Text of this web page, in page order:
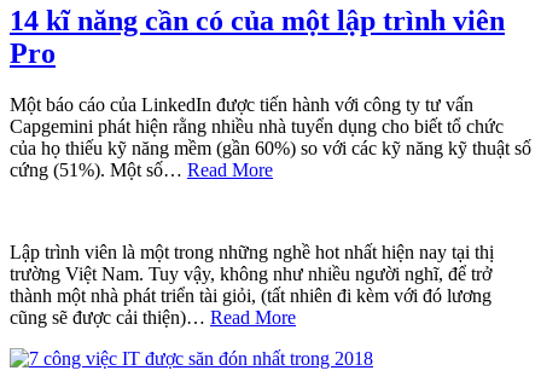
14 kĩ năng cần có của một lập trình viên
Pro
Một báo cáo của LinkedIn được tiến hành với công ty tư vấn
Capgemini phát hiện rằng nhiều nhà tuyển dụng cho biết tổ chức
của họ thiếu kỹ năng mềm (gần 60%) so với các kỹ năng kỹ thuật số
cứng (51%). Một số… Read More
Lập trình viên là một trong những nghề hot nhất hiện nay tại thị
trường Việt Nam. Tuy vậy, không như nhiều người nghĩ, để trở
thành một nhà phát triển tài giỏi, (tất nhiên đi kèm với đó lương
cũng sẽ được cải thiện)… Read More